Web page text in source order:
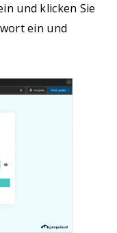
und klicken Sie
ein und